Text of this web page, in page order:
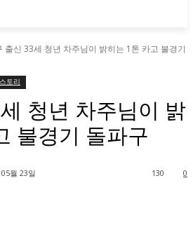
출신 33세 청년 차주님이 밝히는 1톤 카고 불경기
토리
청년 차주님이 밝
불경기 돌파구
월 23일 0
130